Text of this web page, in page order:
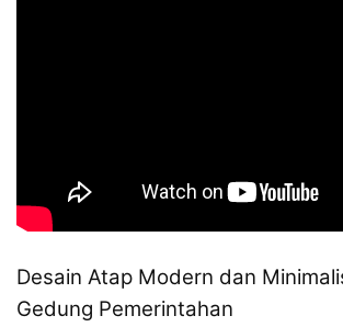
Desain Atap Modern dan
Gedung Pemerintahan